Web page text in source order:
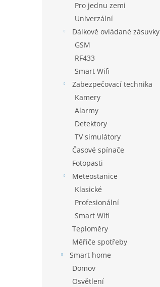
Pro jednu zemi
Univerzální
Dálkově ovládané zásuvky
GSM
RF433
Smart Wifi
Zabezpečovací technika
Kamery
Alarmy
Detektory
TV simulátory
Časové spínače
Fotopasti
Meteostanice
Klasické
Profesionální
Smart Wifi
Teploměry
Měřiče spotřeby
Smart home
Domov
Osvětlení